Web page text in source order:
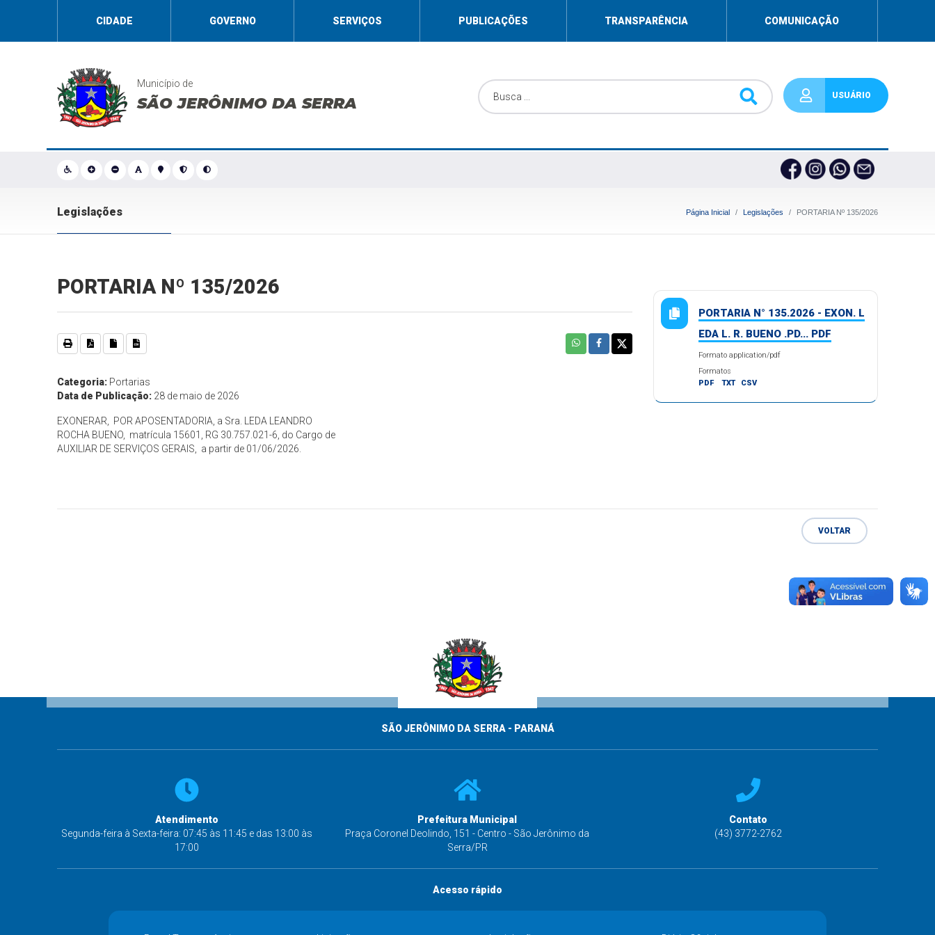
CIDADE GOVERNO SERVIÇOS PUBLICAÇÕES TRANSPARÊNCIA COMUNICAÇÃO
Município de
SÃO JERÔNIMO DA SERRA USUÁRIO
Legislações Página Inicial Legislações PORTARIA Nº 135/2026
PORTARIA Nº 135/2026
Categoria: Portarias
Data de Publicação: 28 de maio de 2026
EXONERAR, POR APOSENTADORIA, a Sra. LEDA LEANDRO
ROCHA BUENO, matrícula 15601, RG 30.757.021-6, do Cargo de
AUXILIAR DE SERVIÇOS GERAIS, a partir de 01/06/2026.
PORTARIA N° 135.2026 - EXON. L
EDA L. R. BUENO .PD... PDF
Formato application/pdf
Formatos
PDF
TXT CSV
VOLTAR
SÃO JERÔNIMO DA SERRA - PARANÁ
Atendimento
Segunda-feira à Sexta-feira: 07:45 às 11:45 e das 13:00 às
17:00
Prefeitura Municipal
Praça Coronel Deolindo, 151 - Centro - São Jerônimo da
Serra/PR
Contato
(43) 3772-2762
Acesso rápido